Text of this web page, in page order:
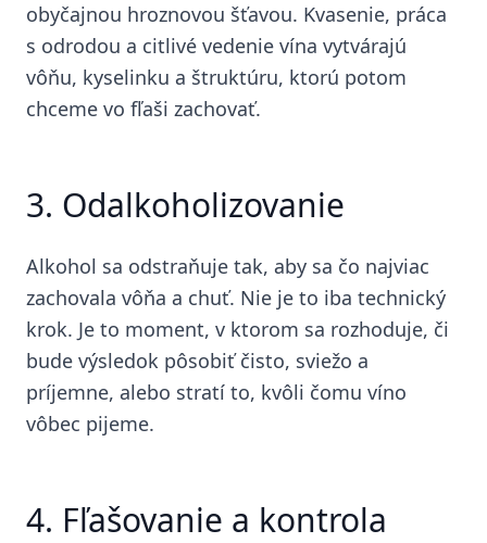
obyčajnou hroznovou šťavou. Kvasenie, práca
s odrodou a citlivé vedenie vína vytvárajú
vôňu, kyselinku a štruktúru, ktorú potom
chceme vo fľaši zachovať.
3. Odalkoholizovanie
Alkohol sa odstraňuje tak, aby sa čo najviac
zachovala vôňa a chuť. Nie je to iba technický
krok. Je to moment, v ktorom sa rozhoduje, či
bude výsledok pôsobiť čisto, sviežo a
príjemne, alebo stratí to, kvôli čomu víno
vôbec pijeme.
4. Fľašovanie a kontrola